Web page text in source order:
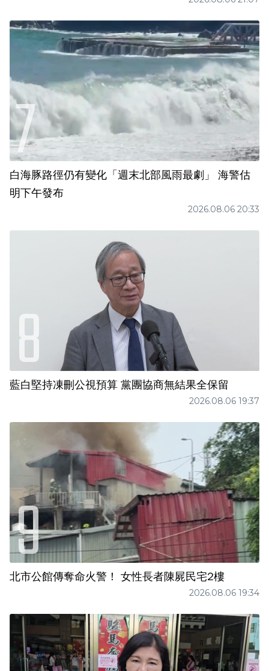
白海豚路徑仍有變化「週末北部風雨最劇」 海警估
明下午發布
2026.08.06 20:33
藍白堅持凍刪公視預算 黨團協商無結果全保留
2026.08.06 19:37
北市公館傳奪命火警！ 女性長者陳屍民宅2樓
2026.08.06 19:34